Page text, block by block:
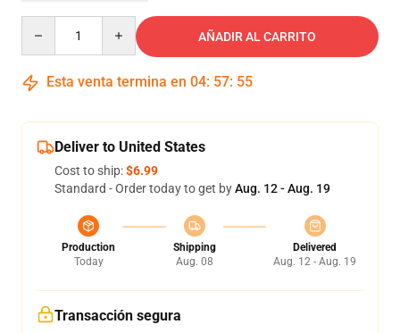
AÑADIR AL CARRITO
Esta venta termina en 04: 57: 54
Deliver to United States
Cost to ship:$6.99
Standard - Order today to get byAug. 12 - Aug. 19
Production
Today
Shipping
Aug. 08
Delivered
Aug. 12 - Aug. 19
Transacción segura